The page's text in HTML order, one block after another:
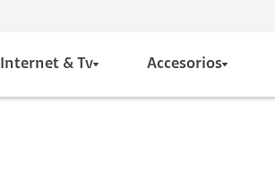
Internet & Tv Accesorios